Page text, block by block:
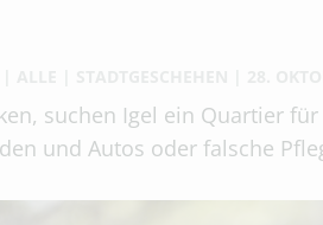
suchen Igel ein Quartier
und Autos oder falsche